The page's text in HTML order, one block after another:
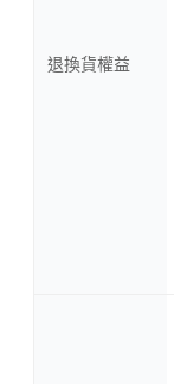
退換貨權益